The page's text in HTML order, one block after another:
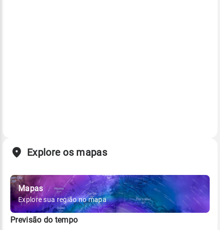
Explore os mapas
Mapas
Explore sua região no mapa
Previsão do tempo